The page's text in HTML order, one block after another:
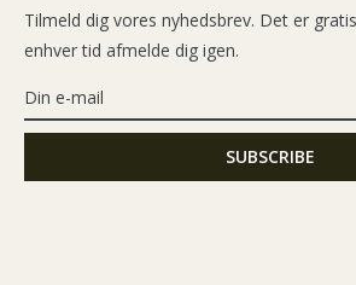
Tilmeld dig vores nyhedsbrev. Det er
enhver tid afmelde dig igen.